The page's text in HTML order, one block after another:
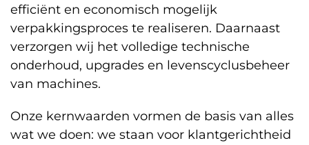
efficiënt en economisch mogelijk
verpakkingsproces te realiseren. Daarnaast
verzorgen wij het volledige technische
onderhoud, upgrades en levenscyclusbeheer
van machines.
Onze kernwaarden vormen de basis van alles
wat we doen: we staan voor klantgerichtheid